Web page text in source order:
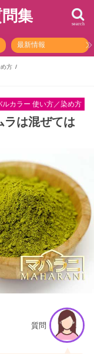
集 search
最新情報
方
ルカラー 使い方／染め方
ラは混ぜては
質問